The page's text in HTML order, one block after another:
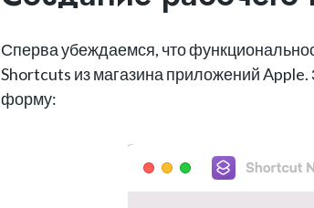
Сперва убеждаемся, что
Shortcuts из магазина приложений
форму: